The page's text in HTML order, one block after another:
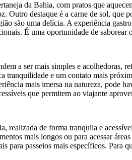
da Bahia, com pratos que
Outro destaque é a carne de sol,
são uma delícia. A experiência
É uma oportunidade de
a ser mais simples e
tranquilidade e um contato mais
mais imersa na natureza,
que permitem ao viajante
realizada de forma tranquila e
mais longos ou para acessar
para passeios mais específicos.